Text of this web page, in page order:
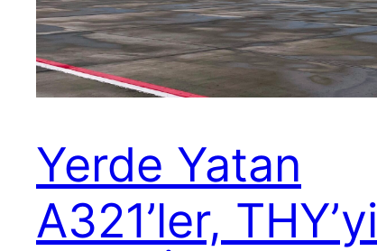
Yerde Yatan
A321’ler, THY’yi